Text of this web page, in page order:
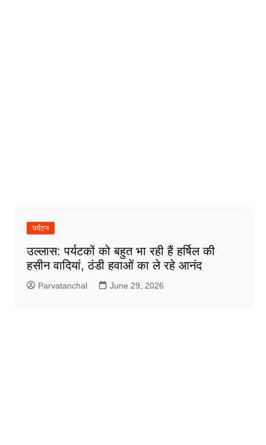
पर्यटन
उल्लास: पर्यटकों को बहुत भा रही हैं हर्षिल की
हसीन वादियां, ठंडी हवाओं का ले रहे आनंद
Parvatanchal June 29, 2026